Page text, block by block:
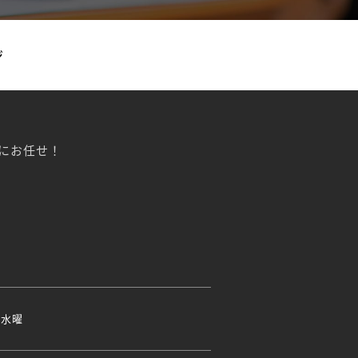
お任せ！
曜